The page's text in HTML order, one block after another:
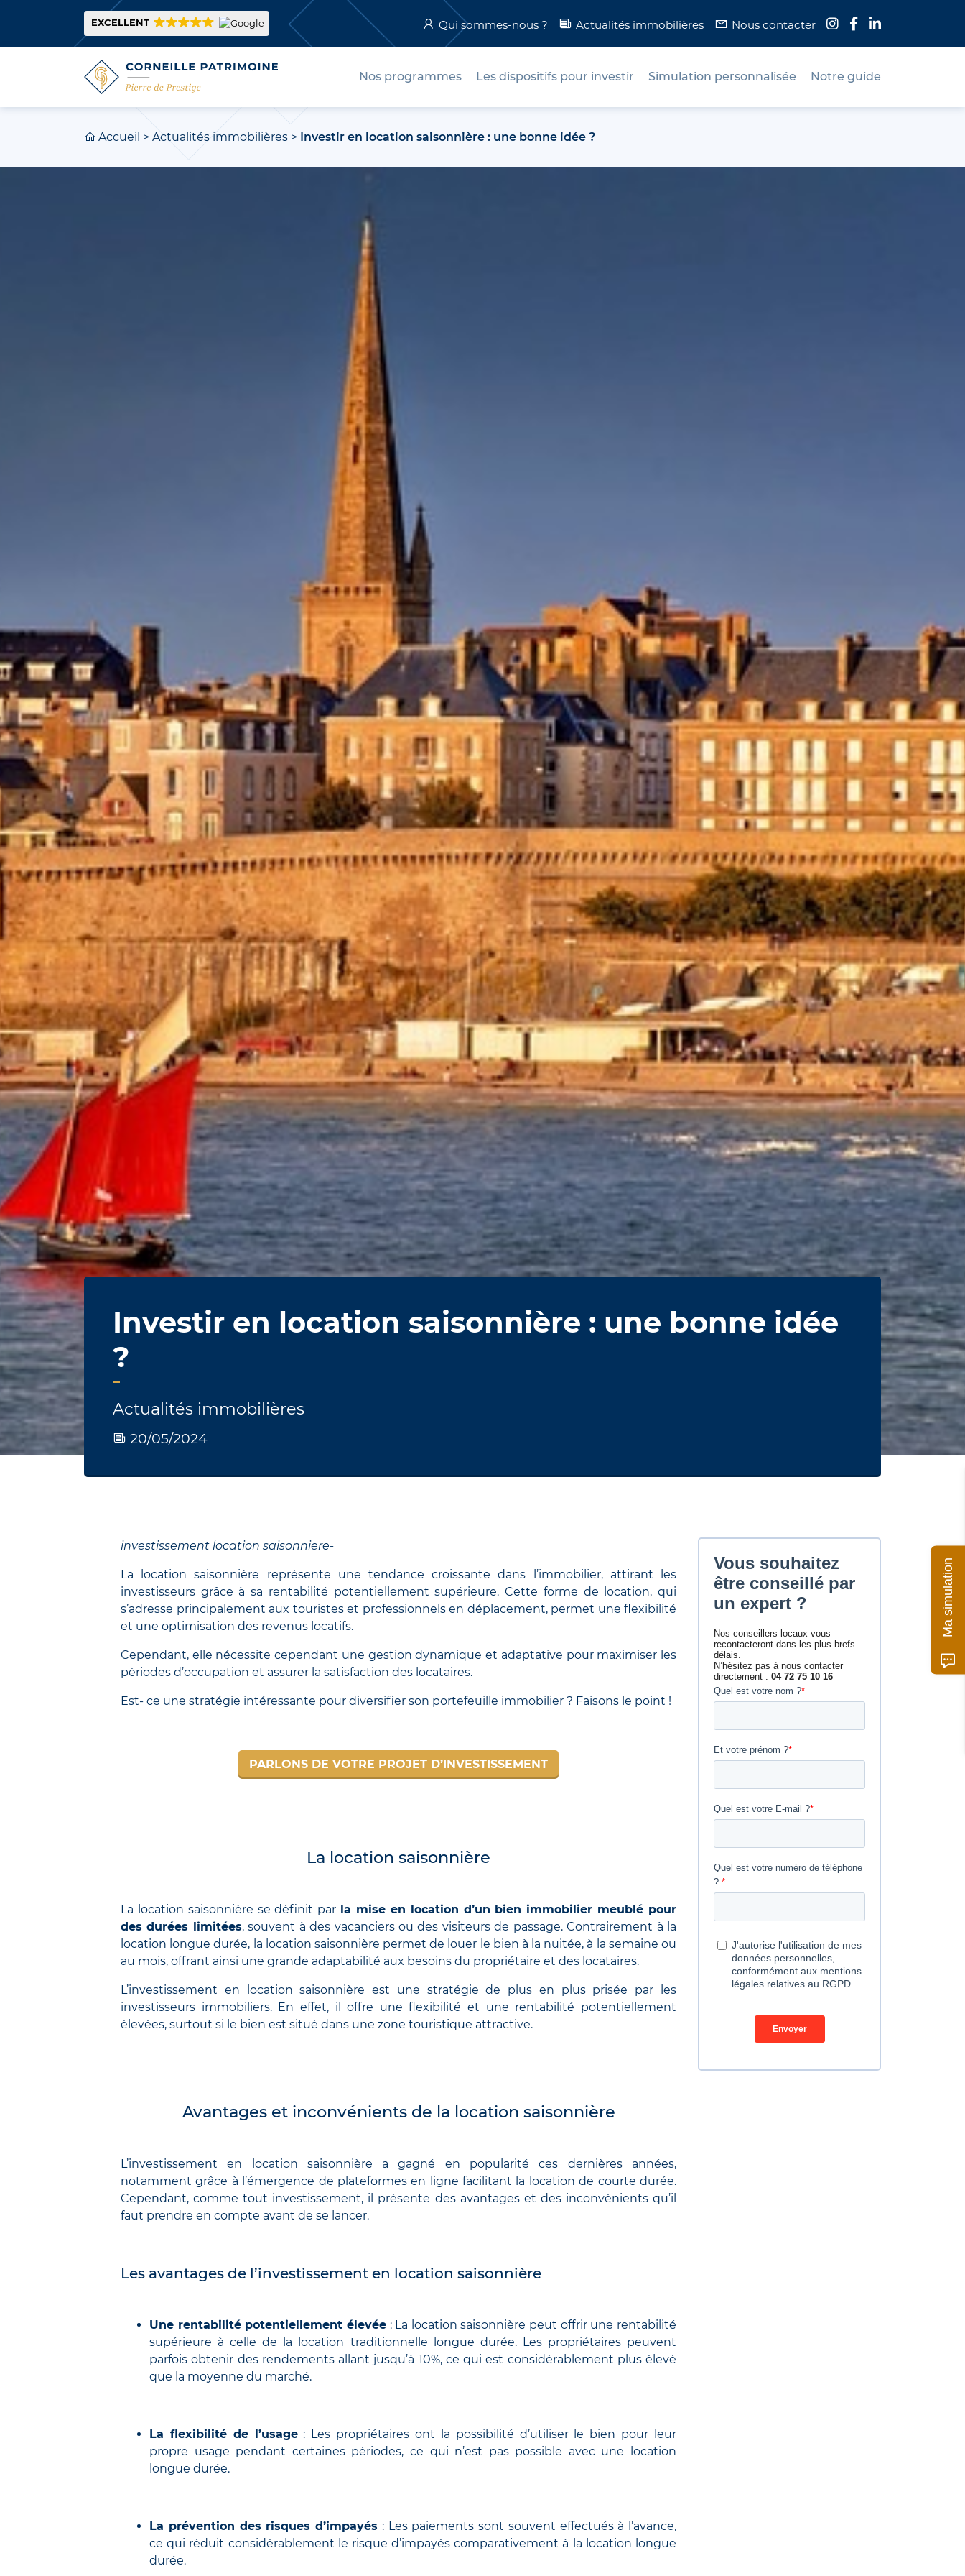
EXCELLENT Qui sommes-nous ? Actualités immobilières Nous contacter
Nos programmes Les dispositifs pour investir Simulation personnalisée Notre guide
Accueil > Actualités immobilières > Investir en location saisonnière : une bonne idée ?
Investir en location saisonnière : une bonne idée
?
Actualités immobilières
20/05/2024
investissement location saisonniere-
La location saisonnière représente une tendance croissante dans l’immobilier, attirant les
investisseurs grâce à sa rentabilité potentiellement supérieure. Cette forme de location, qui
s’adresse principalement aux touristes et professionnels en déplacement, permet une flexibilité
et une optimisation des revenus locatifs.
Cependant, elle nécessite cependant une gestion dynamique et adaptative pour maximiser les
périodes d’occupation et assurer la satisfaction des locataires.
Est- ce une stratégie intéressante pour diversifier son portefeuille immobilier ? Faisons le point !
PARLONS DE VOTRE PROJET D’INVESTISSEMENT
La location saisonnière
La location saisonnière se définit par la mise en location d’un bien immobilier meublé pour
des durées limitées, souvent à des vacanciers ou des visiteurs de passage. Contrairement à la
location longue durée, la location saisonnière permet de louer le bien à la nuitée, à la semaine ou
au mois, offrant ainsi une grande adaptabilité aux besoins du propriétaire et des locataires.
L’investissement en location saisonnière est une stratégie de plus en plus prisée par les
investisseurs immobiliers. En effet, il offre une flexibilité et une rentabilité potentiellement
élevées, surtout si le bien est situé dans une zone touristique attractive.
Avantages et inconvénients de la location saisonnière
L’investissement en location saisonnière a gagné en popularité ces dernières années,
notamment grâce à l’émergence de plateformes en ligne facilitant la location de courte durée.
Cependant, comme tout investissement, il présente des avantages et des inconvénients qu’il
faut prendre en compte avant de se lancer.
Les avantages de l’investissement en location saisonnière
Une rentabilité potentiellement élevée: La location saisonnière peut offrir une rentabilité
supérieure à celle de la location traditionnelle longue durée. Les propriétaires peuvent
parfois obtenir des rendements allant jusqu’à 10%, ce qui est considérablement plus élevé
que la moyenne du marché.
La flexibilité de l’usage: Les propriétaires ont la possibilité d’utiliser le bien pour leur
propre usage pendant certaines périodes, ce qui n’est pas possible avec une location
longue durée.
La prévention des risques d’impayés : Les paiements sont souvent effectués à l’avance,
ce qui réduit considérablement le risque d’impayés comparativement à la location longue
durée.
Ma simulation